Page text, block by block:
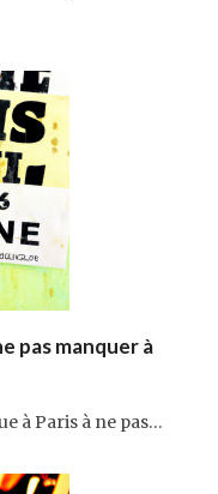
pas manquer à
à Paris à ne pas…